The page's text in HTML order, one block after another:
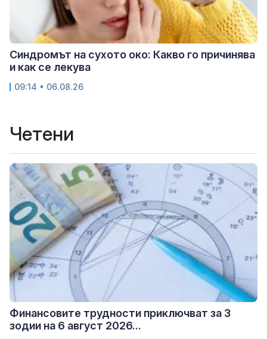
Синдромът на сухото око: Какво го причинява
и как се лекува
09:14 • 06.08.26
Четени
Финансовите трудности приключват за 3
зодии на 6 август 2026...